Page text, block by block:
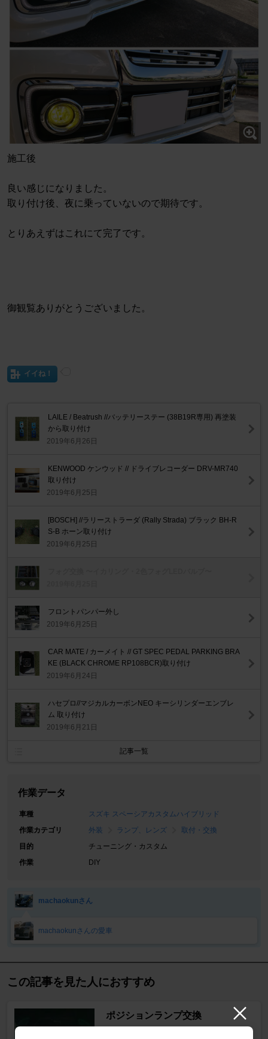
施工後
良い感じになりました。
取り付け後、夜に乗っていないので期待です。
とりあえずはこれにて完了です。
御観覧ありがとうございました。
イイね！
LAILE / Beatrush //バッテリーステー (38B19R専用) 再塗装
から取り付け
2019年6月26日
KENWOOD ケンウッド // ドライブレコーダー DRV-MR740
取り付け
2019年6月25日
[BOSCH] //ラリーストラーダ (Rally Strada) ブラック BH-R
S-B ホーン取り付け
2019年6月25日
フロントパンパー外し
2019年6月25日
CAR MATE / カーメイト // GT SPEC PEDAL PARKING BRA
KE (BLACK CHROME RP108BCR)取り付け
2019年6月24日
ハセプロ//マジカルカーボンNEO キーシリンダーエンブレ
ム 取り付け
2019年6月21日
記事一覧
作業データ
車種
スズキ スペーシアカスタムハイブリッド
作業カテゴリ
外装 ランプ、レンズ
取付・交換
目的
チューニング・カスタム
作業
DIY
machaokunさん
machaokunさんの愛車
この記事を見た人におすすめ
ポジションランプ交換